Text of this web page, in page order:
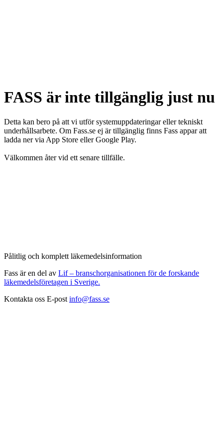
FASS är inte tillgänglig just nu
Detta kan bero på att vi utför systemuppdateringar eller tekniskt
underhållsarbete. Om Fass.se ej är tillgänglig finns Fass appar att
ladda ner via App Store eller Google Play.
Välkommen åter vid ett senare tillfälle.
Pålitlig och komplett läkemedelsinformation
Fass är en del av Lif – branschorganisationen för de forskande
läkemedelsföretagen i Sverige.
Kontakta oss E-post info@fass.se